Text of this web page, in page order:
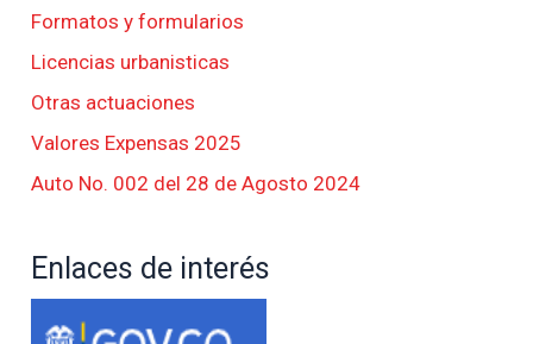
Formatos y formularios
Licencias urbanisticas
Otras actuaciones
Valores Expensas 2025
Auto No. 002 del 28 de Agosto 2024
Enlaces de interés